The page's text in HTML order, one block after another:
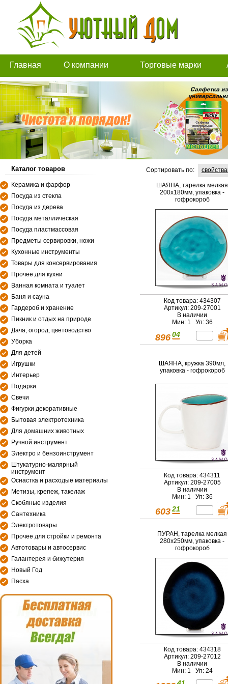
Главная О компании Торговые марки
Каталог товаров
Керамика и фарфор
Посуда из стекла
Посуда из дерева
Посуда металлическая
Посуда пластмассовая
Предметы сервировки, ножи
Кухонные инструменты
Товары для консервирования
Прочее для кухни
Ванная комната и туалет
Баня и сауна
Гардероб и хранение
Пикник и отдых на природе
Дача, огород, цветоводство
Уборка
Для детей
Игрушки
Интерьер
Подарки
Свечи
Фигурки декоративные
Бытовая электротехника
Для домашних животных
Ручной инструмент
Электро и бензоинструмент
Штукатурно-малярный
инструмент
Оснастка и расходые материалы
Метизы, крепеж, такелаж
Скобяные изделия
Сантехника
Электротовары
Прочее для стройки и ремонта
Автотовары и автосервис
Галантерея и бижутерия
Новый Год
Пасха
Сортировать по:
ШАЯНА, тарелка мелкая
200х180мм, упаковка -
гофрокороб
Код товара: 434307
Артикул: 209-27001
В наличии
Мин: 1 Уп: 36
896 04
ШАЯНА, кружка 390мл,
упаковка - гофрокороб
Код товара: 434311
Артикул: 209-27005
В наличии
Мин: 1 Уп: 36
603 21
ПУРАН, тарелка мелкая
280х250мм, упаковка -
гофрокороб
Код товара: 434318
Артикул: 209-27012
В наличии
Мин: 1 Уп: 24